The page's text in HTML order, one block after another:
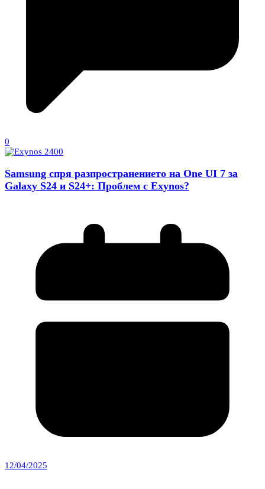
0
Samsung спря разпространението на One UI 7 за
Galaxy S24 и S24+: Проблем с Exynos?
12/04/2025